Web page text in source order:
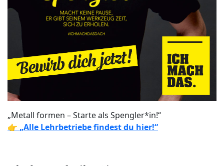
„Metall formen – Starte als Spengler*in!“
👉 „Alle Lehrbetriebe findest du hier!“